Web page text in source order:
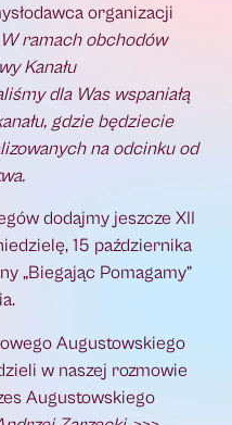
organizacji
ramach obchodów
Kanału
dla Was wspaniałą
gdzie będziecie
na odcinku od
dodajmy jeszcze XII
15 października
„Biegając Pomagamy”
Augustowskiego
w naszej rozmowie
Augustowskiego